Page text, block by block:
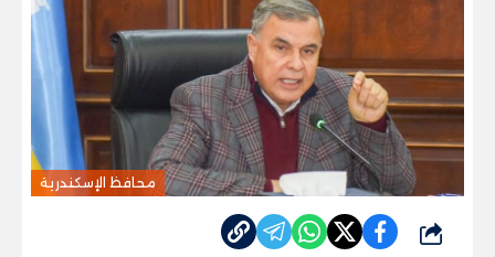
محافظ الإسكندرية
شارك